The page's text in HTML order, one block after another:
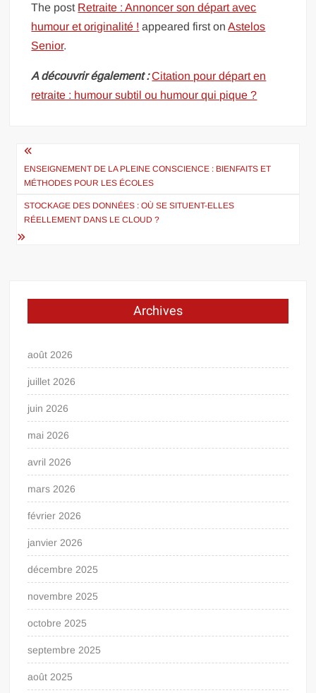
The post Retraite : Annoncer son départ avec
humour et originalité ! appeared first onAstelos
Senior.
A découvrir également : Citation pour départ en
retraite : humour subtil ou humour qui pique ?
Navigation
de
l’article
ENSEIGNEMENT DE LA PLEINE CONSCIENCE : BIENFAITS ET
MÉTHODES POUR LES ÉCOLES
STOCKAGE DES DONNÉES : OÙ SE SITUENT-ELLES
RÉELLEMENT DANS LE CLOUD ?
Archives
août 2026
juillet 2026
juin 2026
mai 2026
avril 2026
mars 2026
février 2026
janvier 2026
décembre 2025
novembre 2025
octobre 2025
septembre 2025
août 2025